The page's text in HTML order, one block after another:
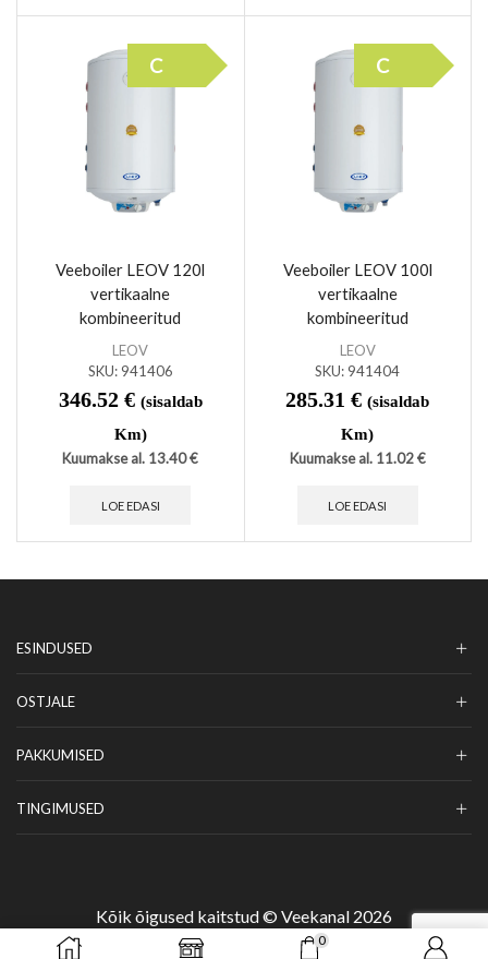
C
Veeboiler LEOV 120l
vertikaalne
kombineeritud
LEOV
SKU: 941406
346.52 € (sisaldab
Km)
Kuumakse al. 13.40€
LOE EDASI
C
Veeboiler LEOV 100l
vertikaalne
kombineeritud
LEOV
SKU: 941404
285.31€ (sisaldab
Km)
Kuumakse al. 11.02€
LOE EDASI
ESINDUSED
OSTJALE
PAKKUMISED
TINGIMUSED
Kõik õigused kaitstud © Veekanal 2026
0